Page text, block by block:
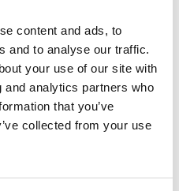
content and ads, to
and to analyse our traffic.
your use of our site with
analytics partners who
that you’ve
collected from your use
et fiable
robuste. Il reste
aux vibrations et
Ainsi, il fonctionne
éteint, ce qui renforce son
Comme aucune
ampoule coûteuse